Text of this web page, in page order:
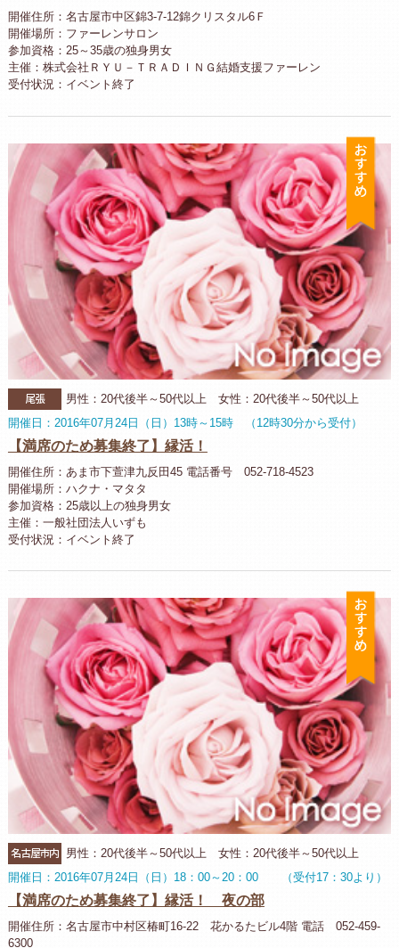
開催住所：名古屋市中区錦3-7-12錦クリスタル6Ｆ
開催場所：ファーレンサロン
参加資格：25～35歳の独身男女
主催：株式会社ＲＹＵ－ＴＲＡＤＩＮＧ結婚支援ファーレン
受付状況：イベント終了
お
尾張
男性：20代後半～50代以上 女性：20代後半～50代以上
開催日：2016年07月24日（日）13時～15時 （12時30分から受付）
【満席のため募集終了】縁活！
開催住所：あま市下萱津九反田45 電話番号 052-718-4523
開催場所：ハクナ・マタタ
参加資格：25歳以上の独身男女
主催：一般社団法人いずも
受付状況：イベント終了
お
名古屋市内
男性：20代後半～50代以上 女性：20代後半～50代以上
開催日：2016年07月24日（日）18：00～20：00 （受付17：30より）
【満席のため募集終了】縁活！ 夜の部
開催住所：名古屋市中村区椿町16-22 花かるたビル4階 電話 052-459-
6300